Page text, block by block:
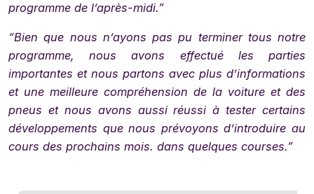
programme de l’après-midi.”
“Bien que nous n’ayons pas pu terminer tous notre
programme, nous avons effectué les parties
importantes et nous partons avec plus d’informations
et une meilleure compréhension de la voiture et des
pneus et nous avons aussi réussi à tester certains
développements que nous prévoyons d’introduire au
cours des prochains mois. dans quelques courses.”